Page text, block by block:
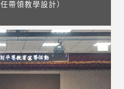
帶領教學設計）